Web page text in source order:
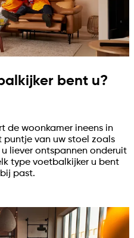
bent u?
de woonkamer ineens in
puntje van uw stoel zoals
liever ontspannen onderuit
type voetbalkijker u bent
past.